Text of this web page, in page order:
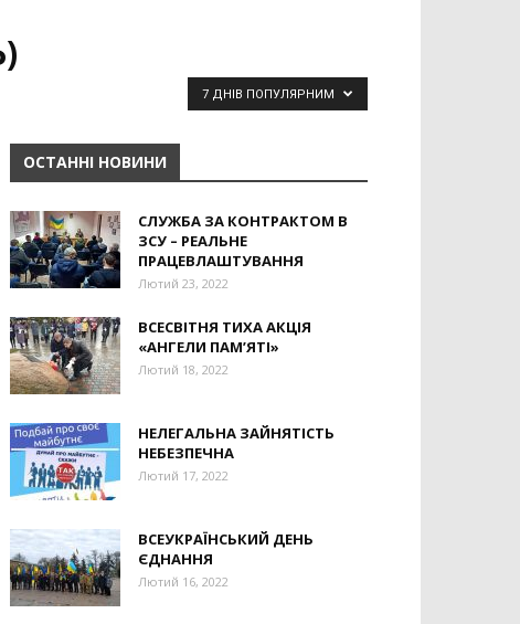
7 ДНІВ ПОПУЛЯРНИМ
ОСТАННІ НОВИНИ
СЛУЖБА ЗА КОНТРАКТОМ В
ЗСУ – РЕАЛЬНЕ
ПРАЦЕВЛАШТУВАННЯ
Лютий 23, 2022
ВСЕСВІТНЯ ТИХА АКЦІЯ
«АНГЕЛИ ПАМ’ЯТІ»
Лютий 18, 2022
НЕЛЕГАЛЬНА ЗАЙНЯТІСТЬ
НЕБЕЗПЕЧНА
Лютий 17, 2022
ВСЕУКРАЇНСЬКИЙ ДЕНЬ
ЄДНАННЯ
Лютий 16, 2022